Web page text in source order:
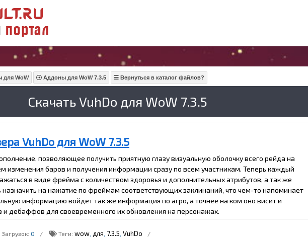
для WoW Аддоны для WoW 7.3.5 Вернуться в каталог файлов?
Скачать VuhDo для WoW 7.3.5
VuhDo для WoW 7.3.5
позволяющее получить приятную глазу визуальную оболочку всего рейда на
изменения баров и получения информации сразу по всем участникам. Теперь каждый
в виде фрейма с количеством здоровья и дополнительных атрибутов, а так же
назначить на нажатие по фреймам соответствующих заклинаний, что чем-то напоминает
информацию войдет так же информация по агро, а точнее на ком оно висит и
дебаффов для своевременного их обновления на персонажах.
Загрузок: 0 Теги: wow для 7.3.5 VuhDo